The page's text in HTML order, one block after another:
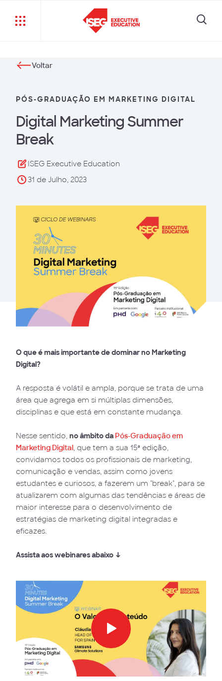
Voltar
PÓS-GRADUAÇÃO EM MARKETING DIGITAL
Digital Marketing Summer
Break
ISEG Executive Education
31 de Julho, 2023
O que é mais importante de dominar no Marketing
Digital?
A resposta é volátil e ampla, porque se trata de uma
área que agrega em si múltiplas dimensões,
disciplinas e que está em constante mudança.
Nesse sentido, no âmbito da Pós-Graduação em
Marketing Digital, que tem a sua 15ª edição,
convidamos todos os profissionais de marketing,
comunicação e vendas, assim como jovens
estudantes e curiosos, a fazerem um "break", para se
atualizarem com algumas das tendências e áreas de
maior interesse para o desenvolvimento de
estratégias de marketing digital integradas e
eficazes.
Assista aos webinares abaixo ↓